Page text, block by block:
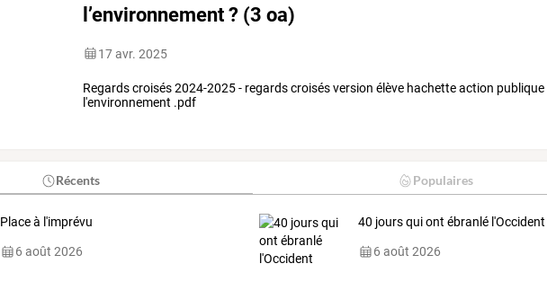
l’environnement ? (3 oa)
17 avr. 2025
Regards croisés 2024-2025 - regards croisés version élève hachette action
l'environnement .pdf
Récents Populaires
Place à l'imprévu
6 août 2026
40 jours qui ont ébranlé l'Occident
6 août 2026